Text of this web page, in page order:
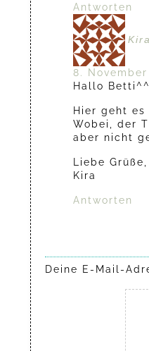
Antworten
8.
Hallo Betti^^
Hier geht
Wobei, der
aber nicht
Liebe Grüße,
Kira
Antworten
Deine E-Mail-